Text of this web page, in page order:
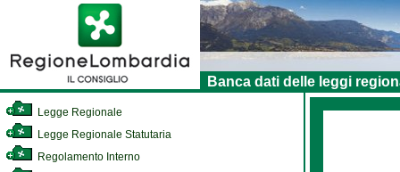
Banca dati delle leggi
Legge Regionale
Legge Regionale Statutaria
Regolamento Interno